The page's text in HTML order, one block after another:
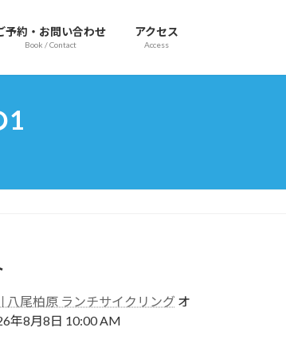
予約・お問い合わせ
Book / Contact
アクセス
Access
1
八尾柏原 ランチサイクリング オ
年8月8日 10:00 AM